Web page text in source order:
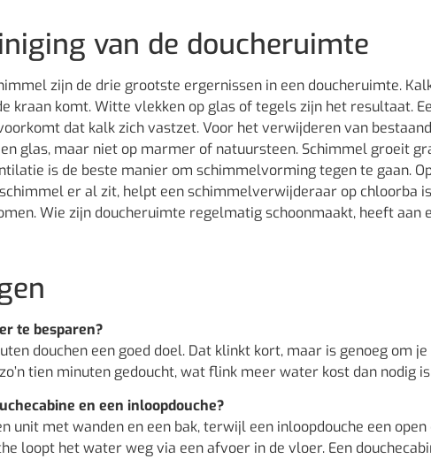
van de doucheruimte
zijn de drie grootste ergernissen in een doucheruimte.
kraan komt. Witte vlekken op glas of tegels zijn het resultaat.
dat kalk zich vastzet. Voor het verwijderen van
glas, maar niet op marmer of natuursteen. Schimmel groeit
is de beste manier om schimmelvorming tegen te gaan.
er al zit, helpt een schimmelverwijderaar op chloorba
Wie zijn doucheruimte regelmatig schoonmaakt, heeft aan
te besparen?
douchen een goed doel. Dat klinkt kort, maar is genoeg om
tien minuten gedoucht, wat flink meer water kost dan nodig
en een inloopdouche?
unit met wanden en een bak, terwijl een inloopdouche een
loopt het water weg via een afvoer in de vloer. Een